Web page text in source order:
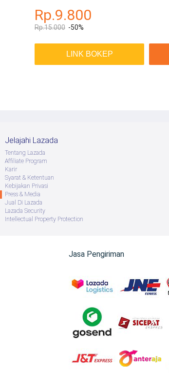
Rp.9.800
Rp.15.000 -50%
LINK BOKEP
Jelajahi Lazada
Tentang Lazada
Afﬁliate Program
Karir
Syarat & Ketentuan
Kebijakan Privasi
Press & Media
Jual Di Lazada
Lazada Security
Intellectual Property Protection
Jasa Pengiriman